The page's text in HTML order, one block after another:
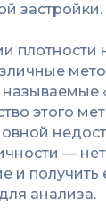
застройки.
плотности
этого
—
и получить
анализа.